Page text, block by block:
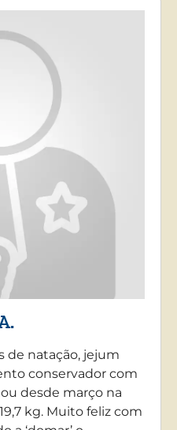
de natação, jejum
conservador com
desde março na
kg. Muito feliz com